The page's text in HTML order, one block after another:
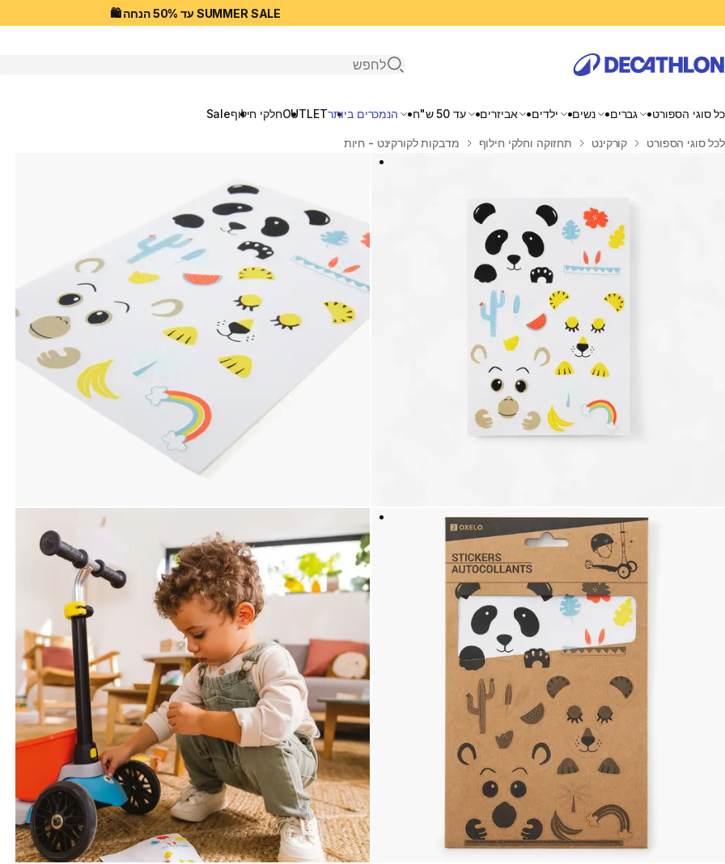
SUMMER SALE עד 50% הנחה 🛍️
פתיחת חיפוש
כל סוגי הספורט גברים נשים ילדים אביזרים עד 50 ש"ח הנמכרים ביותרOUTLETחלקי חילוףSale
בית
לכל סוגי הספורט קורקינט תחזוקה וחלקי חילוף מדבקות לקורקינט - חיות